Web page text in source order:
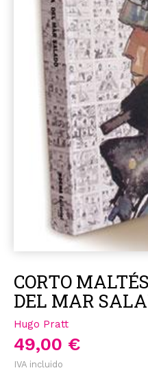
CORTO
DEL MAR
Hugo Pratt
49,00 €
IVA incluido